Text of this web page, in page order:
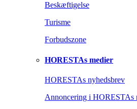
Beskæftigelse
Turisme
Forbudszone
HORESTAs medier
HORESTAs nyhedsbrev
Annoncering i HORESTAs